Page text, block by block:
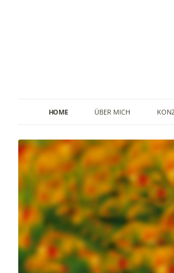
HOME ÜBER MICH
REFERENZEN
PRESSE
FEEDBACK